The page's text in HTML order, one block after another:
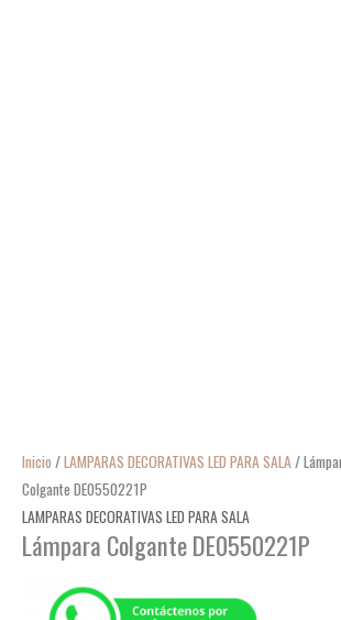
Inicio /LAMPARAS DECORATIVAS LED PARA SALA /
Colgante DE0550221P
LAMPARAS DECORATIVAS LED PARA SALA
Lámpara Colgante DE0550221P